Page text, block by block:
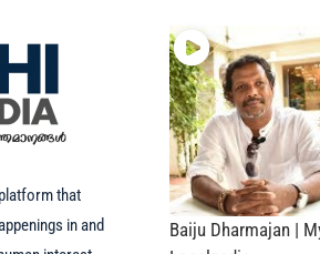
that
in and
Baiju Dharmajan |